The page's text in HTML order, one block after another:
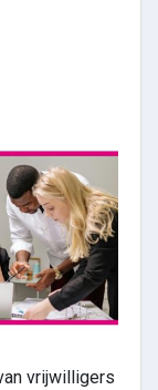
vrijwilligers